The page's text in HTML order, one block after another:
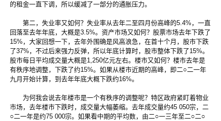
的租金一直下调，所以缓减了一部分的通胀压力。
第二，失业率又如何？失业率从去年二至四月份高峰的5.4%，一直
回落至去年年底，大概是3.5%。资产市场又如何？股票市场去年下跌了
15%，大家回想一下，去年外围确是风高浪急，在首十个月，股市下跌
了37%，不过后来强力反弹，所以年底计算时，股市整体下跌了15%。
股市每日平均成交量大概是1,250亿元左右。楼市又如何？楼市去年是
有秩序地调整，下跌了约15%。如果从楼市近期的高峰，即二○二一年
九月开始计算，到去年年底大概下跌约16%。
为何我会说去年楼市是一个有秩序的调整呢？特区政府紧盯着物业
市场，去年楼市下跌时，成交量大幅萎缩。去年成交量约45 050宗，二
○二一年是约75 000宗。如果看中期的平均数，由二○一三年至二○二○